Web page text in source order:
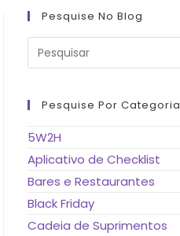
Pesquise No Blog
Pesquise Por Categoria
5W2H
Aplicativo de Checklist
Bares e Restaurantes
Black Friday
Cadeia de Suprimentos